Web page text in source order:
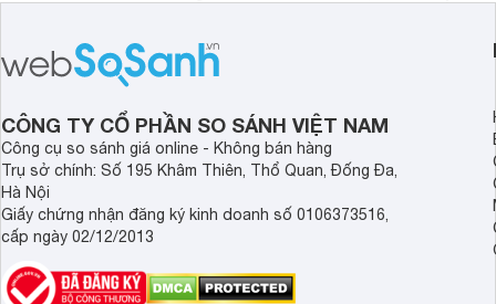
cận sản phẩm chính hãng.
tới cho người dùng
lượng với nhiều
CÔNG TY CỔ PHẦN SO SÁNH VIỆT NAM
Công cụ so sánh giá online - Không bán hàng
Trụ sở chính: Số 195 Khâm Thiên, Thổ Quan, Đống Đa,
Hà Nội
Giấy chứng nhận đăng ký kinh doanh số 0106373516,
cấp ngày 02/12/2013